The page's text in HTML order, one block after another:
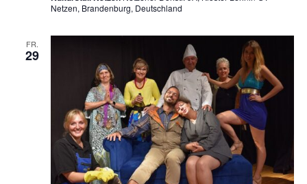
Netzen, Brandenburg, Deutschland
FR.
29